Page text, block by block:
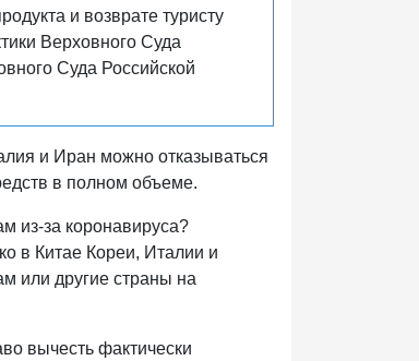
и возврате туристу
Верховного Суда
Суда Российской
и Иран можно отказываться
в полном объеме.
из-за коронавируса?
в Китае Кореи, Италии и
или другие страны на
вычесть фактически